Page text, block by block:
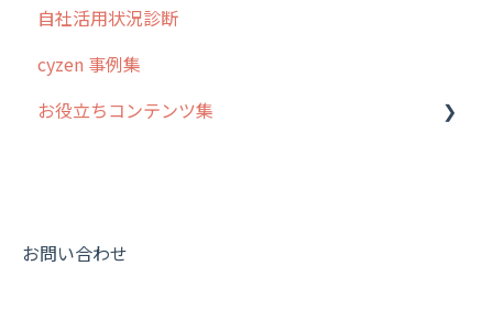
予定
日報
履歴
パフォーマンス
スポット
ステータス・主観
報告書・行動種別
活動通知
交通費自動計算
安全走行支援
写真管理・高画質化
その他オプション
グループ・ユーザーについて
GPS・位置情報 について
ルート自動記録 について
報告書について
自社活用状況診断
cyzen 事例集
お役立ちコンテンツ集
動画集：共通
お問い合わせ